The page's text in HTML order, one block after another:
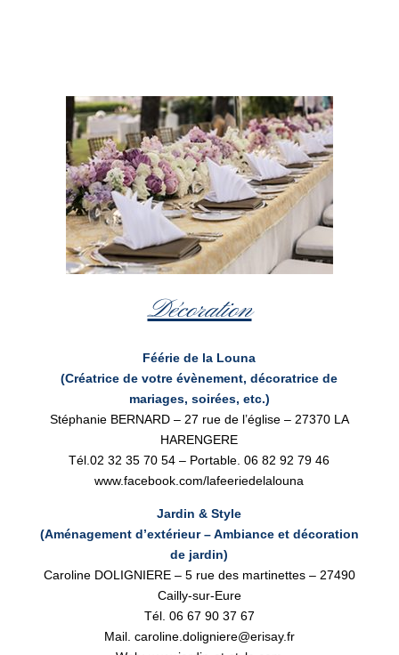
Décoration
Féérie de la Louna
(Créatrice de votre évènement, décoratrice de
mariages, soirées, etc.)
Stéphanie BERNARD – 27 rue de l’église – 27370 LA
HARENGERE
Tél.02 32 35 70 54 – Portable. 06 82 92 79 46
www.facebook.com/lafeeriedelalouna
Jardin & Style
(Aménagement d’extérieur – Ambiance et décoration
de jardin)
Caroline DOLIGNIERE – 5 rue des martinettes – 27490
Cailly-sur-Eure
Tél. 06 67 90 37 67
Mail. caroline.doligniere@erisay.fr